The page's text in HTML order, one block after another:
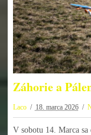
Záhorie a
Laco 18. marca 2026
V sobotu 14. Marca